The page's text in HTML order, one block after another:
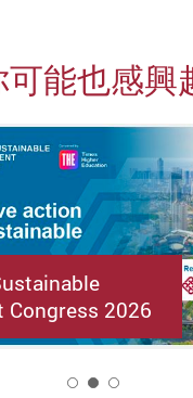
可能也感興
Congress 2026